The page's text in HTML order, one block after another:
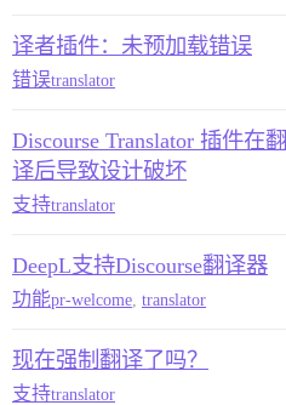
译者插件：未预加载错误
错误translator
Discourse Translator 插件在翻
译后导致设计破坏
支持translator
DeepL支持Discourse翻译器
功能pr-welcome translator
现在强制翻译了吗？
支持translator